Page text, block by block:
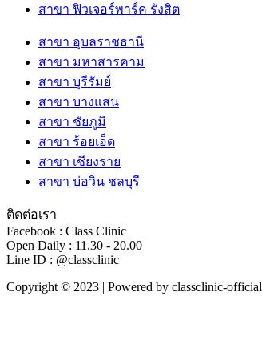
สาขา ฟิวเจอร์พาร์ค รังสิต
สาขา อุบลราชธานี
สาขา มหาสารคาม
สาขา บุรีรัมย์
สาขา บางแสน
สาขา ชัยภูมิ
สาขา ร้อยเอ็ด
สาขา เชียงราย
สาขา บ่อวิน ชลบุรี
ติดต่อเรา
Facebook : Class Clinic
Open Daily : 11.30 - 20.00
Line ID : @classclinic​
Copyright © 2023 | Powered by classclinic-official